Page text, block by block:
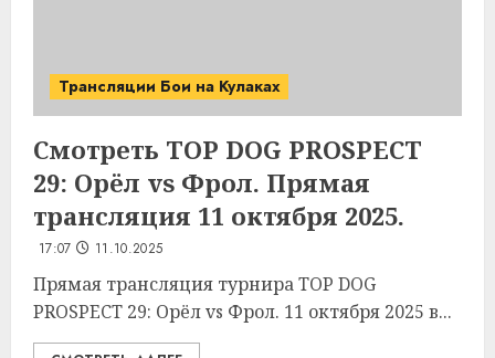
Трансляции Бои на Кулаках
Смотреть TOP DOG PROSPECT
29: Орёл vs Фрол. Прямая
трансляция 11 октября 2025.
17:07 11.10.2025
Прямая трансляция турнира TOP DOG
PROSPECT 29: Орёл vs Фрол. 11 октября 2025 в...